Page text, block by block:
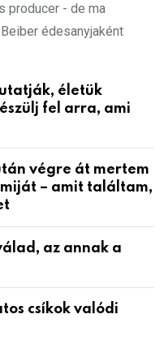
producer - de ma
édesanyjaként
életük
fel arra, ami
végre át mertem
– amit találtam,
az annak a
csíkok valódi